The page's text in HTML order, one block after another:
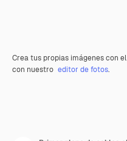
Crea tus propias imágenes con el
con nuestro editor de fotos.